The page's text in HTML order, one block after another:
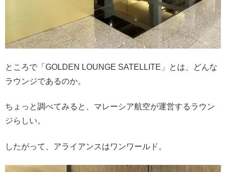
ところで「GOLDEN LOUNGE SATELLITE」とは、どんな
ラウンジであるのか。
ちょっと調べてみると、マレーシア航空が運営するラウン
ジらしい。
したがって、アライアンスはワンワールド。